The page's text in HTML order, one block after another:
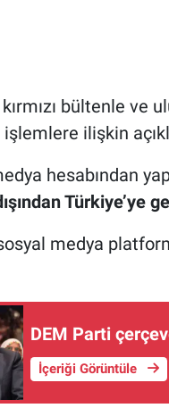
kırmızı bültenle ve
ilişkin
hesabından
Türkiye’ye
medya
DEM Parti
İçeriği Görüntüle